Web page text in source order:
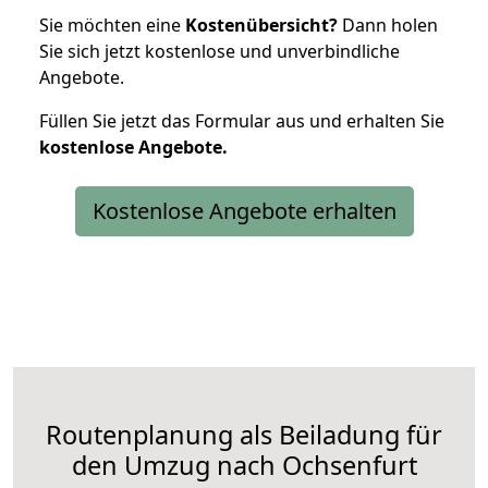
Sie möchten eine Kostenübersicht? Dann holen
Sie sich jetzt kostenlose und unverbindliche
Angebote.
Füllen Sie jetzt das Formular aus und erhalten Sie
kostenloseAngebote.
Kostenlose Angebote erhalten
Routenplanung als Beiladung für
den Umzug nach Ochsenfurt